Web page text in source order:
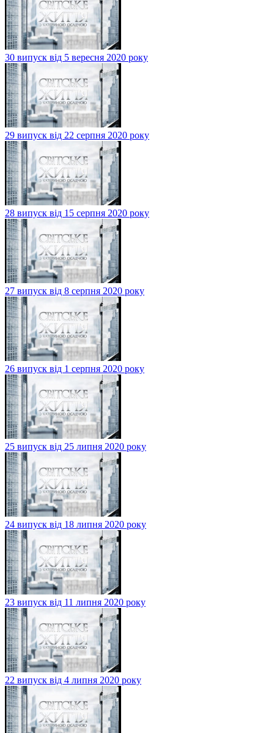
30 випуск від 5 вересня 2020 року
29 випуск від 22 серпня 2020 року
28 випуск від 15 серпня 2020 року
27 випуск від 8 серпня 2020 року
26 випуск від 1 серпня 2020 року
25 випуск від 25 липня 2020 року
24 випуск від 18 липня 2020 року
23 випуск від 11 липня 2020 року
22 випуск від 4 липня 2020 року